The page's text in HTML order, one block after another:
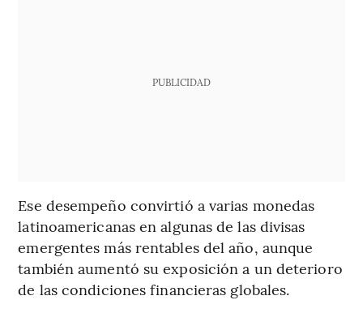
PUBLICIDAD
Ese desempeño convirtió a varias monedas
latinoamericanas en algunas de las divisas
emergentes más rentables del año, aunque
también aumentó su exposición a un deterioro
de las condiciones financieras globales.